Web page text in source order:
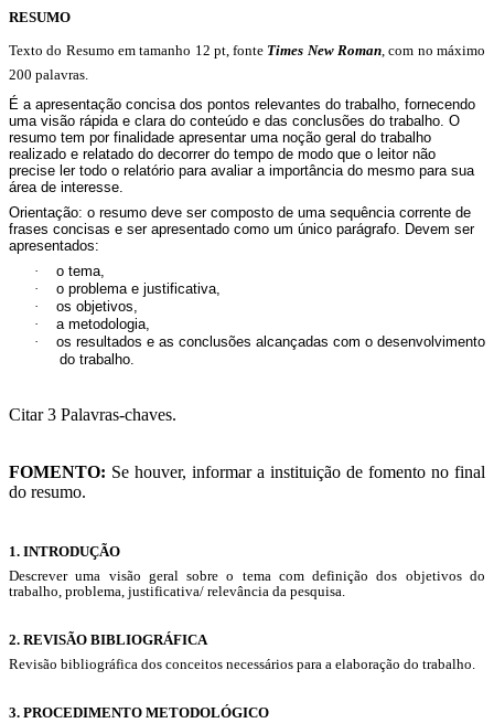
RESUMO
Texto do Resumo em tamanho 12 pt, fonte Times New Roman, com no máximo
200 palavras.
É a apresentação concisa dos pontos relevantes do trabalho, fornecendo
uma visão rápida e clara do conteúdo e das conclusões do trabalho. O
resumo tem por finalidade apresentar uma noção geral do trabalho
realizado e relatado do decorrer do tempo de modo que o leitor não
precise ler todo o relatório para avaliar a importância do mesmo para sua
área de interesse.
Orientação: o resumo deve ser composto de uma sequência corrente de
frases concisas e ser apresentado como um único parágrafo. Devem ser
apresentados:
· o tema,
· o problema e justificativa,
· os objetivos,
· a metodologia,
·
os resultados e as conclusões alcançadas com o desenvolvimento
do trabalho.
Citar 3 Palavras-chaves.
FOMENTO: Se houver, informar a instituição de fomento no final
do resumo.
1. INTRODUÇÃO
Descrever uma visão geral sobre o tema com definição dos objetivos do
trabalho, problema, justificativa/ relevância da pesquisa.
2. REVISÃO BIBLIOGRÁFICA
Revisão bibliográfica dos conceitos necessários para a elaboração do trabalho.
3. PROCEDIMENTO METODOLÓGICO